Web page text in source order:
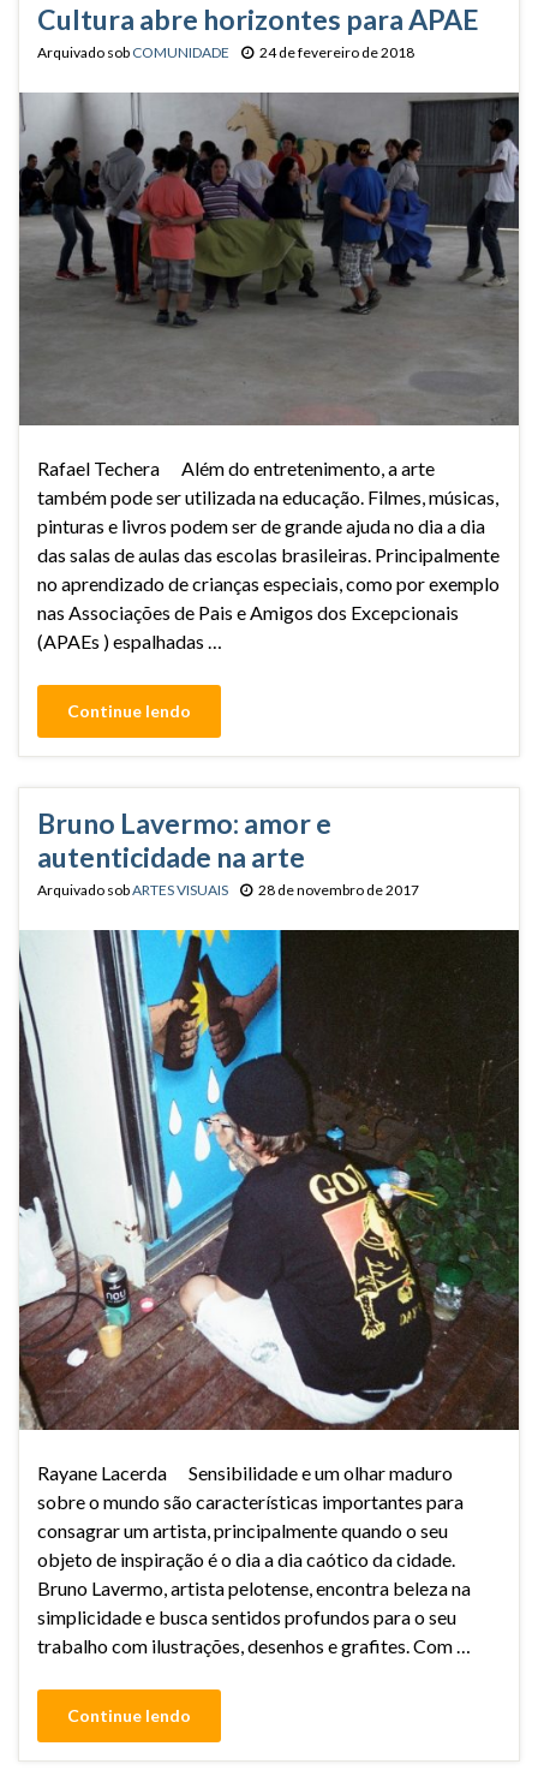
Cultura abre horizontes para APAE
Arquivado sob COMUNIDADE 24 de fevereiro de 2018
Rafael Techera Além do entretenimento, a arte
também pode ser utilizada na educação. Filmes, músicas,
pinturas e livros podem ser de grande ajuda no dia a dia
das salas de aulas das escolas brasileiras. Principalmente
no aprendizado de crianças especiais, como por exemplo
nas Associações de Pais e Amigos dos Excepcionais
(APAEs ) espalhadas …
Continue lendo
Bruno Lavermo: amor e
autenticidade na arte
Arquivado sobARTES VISUAIS 28 de novembro de 2017
Rayane Lacerda Sensibilidade e um olhar maduro
sobre o mundo são características importantes para
consagrar um artista, principalmente quando o seu
objeto de inspiração é o dia a dia caótico da cidade.
Bruno Lavermo, artista pelotense, encontra beleza na
simplicidade e busca sentidos profundos para o seu
trabalho com ilustrações, desenhos e grafites. Com …
Continue lendo